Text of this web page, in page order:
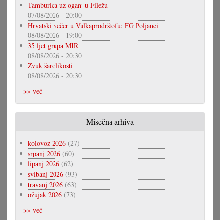
Tamburica uz oganj u Filežu
07/08/2026 - 20:00
Hrvatski večer u Vulkaprodrštofu: FG Poljanci
08/08/2026 - 19:00
35 ljet grupa MIR
08/08/2026 - 20:30
Zvuk šarolikosti
08/08/2026 - 20:30
>> već
Misečna arhiva
kolovoz 2026 (27)
srpanj 2026 (60)
lipanj 2026 (62)
svibanj 2026 (93)
travanj 2026 (63)
ožujak 2026 (73)
>> već